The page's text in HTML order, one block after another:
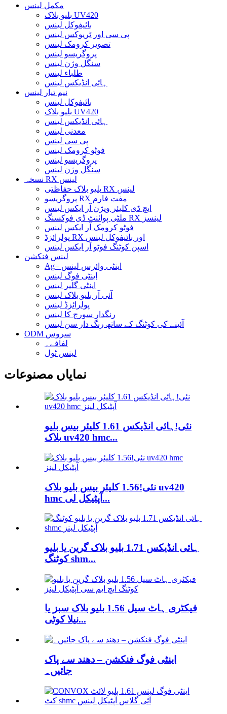
مکمل لینس
بلیو بلاک UV420
بائیفوکل لینس
پی سی اور ٹریوکس لینس
تصویر کرومک لینس
پروگریسو لینس
سنگل وژن لینس
طلباء لینس
ہائی انڈیکس لینس
نیم تیار لینس
بائیفوکل لینس
بلیو بلاک UV420
ہائی انڈیکس لینس
معدنی لینس
پی سی لینس
فوٹو کرومک لینس
پروگریسو لینس
سنگل وژن لینس
نسخہ RX لینس
بلیو بلاک حفاظتی RX لینس
پروگریسو RX مفت فارم
ایچ ڈی کلیئر ویژن آر ایکس لینس
ملٹی پوائنٹ ڈی فوکسنگ RX لینسز
فوٹو کرومک آر ایکس لینس
پولرائزڈ RX اور بائیفوکل لینس
اسپن کوٹنگ فوٹو آر ایکس لینس
لینس فنکشن
Ag+ اینٹی وائرس لینس
اینٹی فوگ لینس
اینٹی گلیر لینس
آئی آر بلیو بلاک لینس
پولرائزڈ لینس
رنگدار سورج کا لینس
آئینے کی کوٹنگ کے ساتھ رنگ دار سن لینس
ODM سروس
لفافے۔
لینس ٹول
نمایاں مصنوعات
نئی!ہائی انڈیکس 1.61 کلیئر بیس بلیو
بلاک uv420 hmc...
نئی!1.56 کلیئر بیس بلیو بلاک uv420
hmc آپٹیکل لی...
ہائی انڈیکس 1.71 بلیو بلاک گرین یا بلیو
کوٹنگ shm...
فیکٹری ہاٹ سیل 1.56 بلیو بلاک سبز یا
نیلا کوٹی...
اینٹی فوگ فنکشن – دھند سے پاک
جائیں۔